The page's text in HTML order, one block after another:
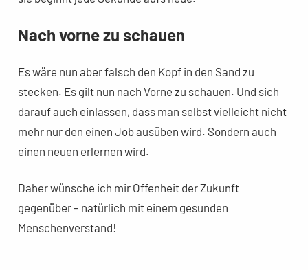
Nach vorne zu schauen
Es wäre nun aber falsch den Kopf in den Sand zu
stecken. Es gilt nun nach Vorne zu schauen. Und sich
darauf auch einlassen, dass man selbst vielleicht nicht
mehr nur den einen Job ausüben wird. Sondern auch
einen neuen erlernen wird.
Daher wünsche ich mir Offenheit der Zukunft
gegenüber – natürlich mit einem gesunden
Menschenverstand!